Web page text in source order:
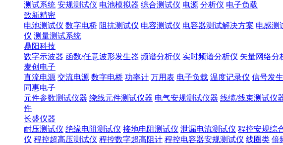
测试系统 安规测试仪 电池模拟器 综合测试仪 电源 分析仪 电子负载
致新精密
电池测试仪 数字电桥 阻抗测试仪 电容测试仪 电容器测试解决方案 电感测
仪 测量测试系统
鼎阳科技
数字示波器 函数/任意波形发生器 频谱分析仪 实时频谱分析仪 矢量网络分
麦创电子
直流电源 交流电源 数字电桥 功率计 万用表 电子负载 温度记录仪 信号发
同惠电子
元件参数测试仪器 绕线元件测试仪器 电气安规测试仪器 线缆/线束测试仪
件
长盛仪器
耐压测试仪 绝缘电阻测试仪 接地电阻测试仪 泄漏电流测试仪 程控安规综
仪 程控超高压测试仪 程控数字超高阻计 程控电容器安规测试仪 线圈类 倍